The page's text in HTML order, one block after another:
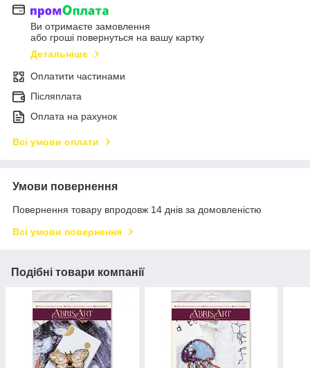
Ви отримаєте замовлення
або гроші повернуться на вашу картку
Детальніше
Оплатити частинами
Післяплата
Оплата на рахунок
Всі умови оплати
Умови повернення
Повернення товару впродовж 14 днів за домовленістю
Всі умови повернення
Подібні товари компанії